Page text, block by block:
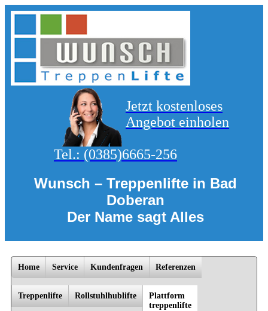
Jetzt kostenloses
Angebot einholen
Tel.: (0385)6665-256
Wunsch – Treppenlifte in Bad
Doberan
Der Name sagt Alles
Home Service Kundenfragen Referenzen
Treppenlifte Rollstuhlhublifte
Platt­form
trep­penlif­te